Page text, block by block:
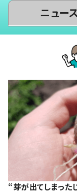
ニュー
“芽が出てしまっ